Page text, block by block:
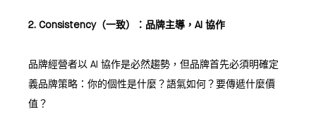
2. Consistency（一致）：品牌主導，AI 協作
品牌經營者以 AI 協作是必然趨勢，但品牌首先必須明確定
義品牌策略：你的個性是什麼？語氣如何？要傳遞什麼價
值？